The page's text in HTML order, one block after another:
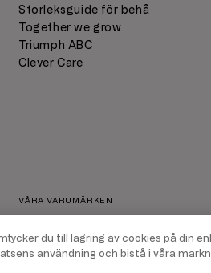
VÅRA VARUMÄRKEN
Storleksguide för behå
Together we grow
Triumph ABC
Clever Care
du till lagring av cookies på din
användning och bistå i våra